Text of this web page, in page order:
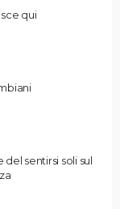
qui
sentirsi soli sul